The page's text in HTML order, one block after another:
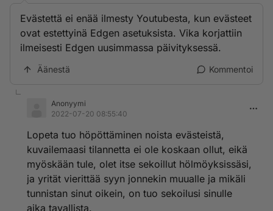
Evästettä ei enää ilmesty Youtubesta, kun evästeet
ovat estettyinä Edgen asetuksista. Vika korjattiin
ilmeisesti Edgen uusimmassa päivityksessä.
Äänestä Kommentoi
Anonyymi
2022-07-20 08:55:40
Lopeta tuo höpöttäminen noista evästeistä,
kuvailemaasi tilannetta ei ole koskaan ollut, eikä
myöskään tule, olet itse sekoillut hölmöyksissäsi,
ja yrität vierittää syyn jonnekin muualle ja mikäli
tunnistan sinut oikein, on tuo sekoilusi sinulle
aika tavallista.